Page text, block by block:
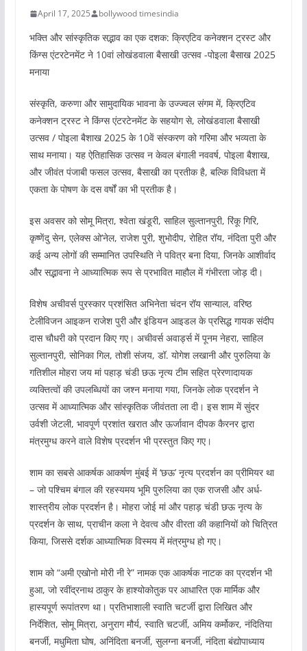
April 17, 2025 bollywood timesindia
भक्ति और सांस्कृतिक सद्भाव का एक दशक: क्रिएटिव कनेक्शन ट्रस्ट और
किंग्स एंटरटेनमेंट ने 10वां लोखंडवाला बैसाखी उत्सव -पोइला बैसाख 2025
मनाया
संस्कृति, करुणा और सामुदायिक भावना के उज्ज्वल संगम में, क्रिएटिव
कनेक्शन ट्रस्ट ने किंग्स एंटरटेनमेंट के सहयोग से, लोखंडवाला बैसाखी
उत्सव / पोइला बैशाख 2025 के 10वें संस्करण को गरिमा और भव्यता के
साथ मनाया। यह ऐतिहासिक उत्सव न केवल बंगाली नववर्ष, पोइला बैशाख,
और जीवंत पंजाबी फसल उत्सव, बैसाखी का प्रतीक है, बल्कि विविधता में
एकता के पोषण के दस वर्षों का भी प्रतीक है।
इस अवसर को सोमू मित्रा, श्वेता खंडूरी, साहिल सुल्तानपुरी, रिंकू गिरि,
कृष्णेंदु सेन, एलेक्स ओ’नेल, राजेश पुरी, शुभोदीप, रोहित रॉय, नंदिता पुरी और
कई अन्य लोगों की सम्मानित उपस्थिति ने पवित्र बना दिया, जिनके आशीर्वाद
और सद्भावना ने आध्यात्मिक रूप से प्रभावित माहौल में गंभीरता जोड़ दी।
विशेष अचीवर्स पुरस्कार प्रशंसित अभिनेता चंदन रॉय सान्याल, वरिष्ठ
टेलीविजन आइकन राजेश पुरी और इंडियन आइडल के प्रसिद्ध गायक संदीप
दास चौधरी को प्रदान किए गए। अचीवर्स अवार्ड्स में पूनम नेहरा, साहिल
सुल्तानपुरी, सोनिका गिल, तोशी संजय, डॉ. योगेश लखानी और पुरुलिया के
गतिशील मोहरा जय मां पहाड़ चंडी छऊ नृत्य टीम सहित प्रेरणादायक
व्यक्तित्वों की उपलब्धियों का जश्न मनाया गया, जिनके लोक प्रदर्शन ने
उत्सव में आध्यात्मिक और सांस्कृतिक जीवंतता ला दी। इस शाम में सुंदर
उर्वशी जेटली, भावपूर्ण प्रशांत खरात और ऊर्जावान दीपक कैरनर द्वारा
मंत्रमुग्ध करने वाले विशेष प्रदर्शन भी प्रस्तुत किए गए।
शाम का सबसे आकर्षक आकर्षण मुंबई में ‘छऊ’ नृत्य प्रदर्शन का प्रीमियर था
– जो पश्चिम बंगाल की रहस्यमय भूमि पुरुलिया का एक राजसी और अर्ध-
शास्त्रीय लोक प्रदर्शन है। मोहरा जोई मां और पहाड़ चंडी छऊ नृत्य के
प्रदर्शन के साथ, प्राचीन कला ने देवत्व और वीरता की कहानियों को चित्रित
किया, जिससे दर्शक आध्यात्मिक विस्मय में मंत्रमुग्ध हो गए।
शाम को “अमी एखोनो मोरी नी रे” नामक एक आकर्षक नाटक का प्रदर्शन भी
हुआ, जो रवींद्रनाथ ठाकुर के हाश्योकोतुक पर आधारित एक मार्मिक और
हास्यपूर्ण रूपांतरण था। प्रतिभाशाली स्वाति चटर्जी द्वारा लिखित और
निर्देशित, सोमू मित्रा, अनुराग मौर्य, स्वाति चटर्जी, अमिय कर्मोकर, नंदितिया
बनर्जी, मधुमिता घोष, अनिंदिता बनर्जी, सुलग्ना बनर्जी, नंदिता बंद्योपाध्याय